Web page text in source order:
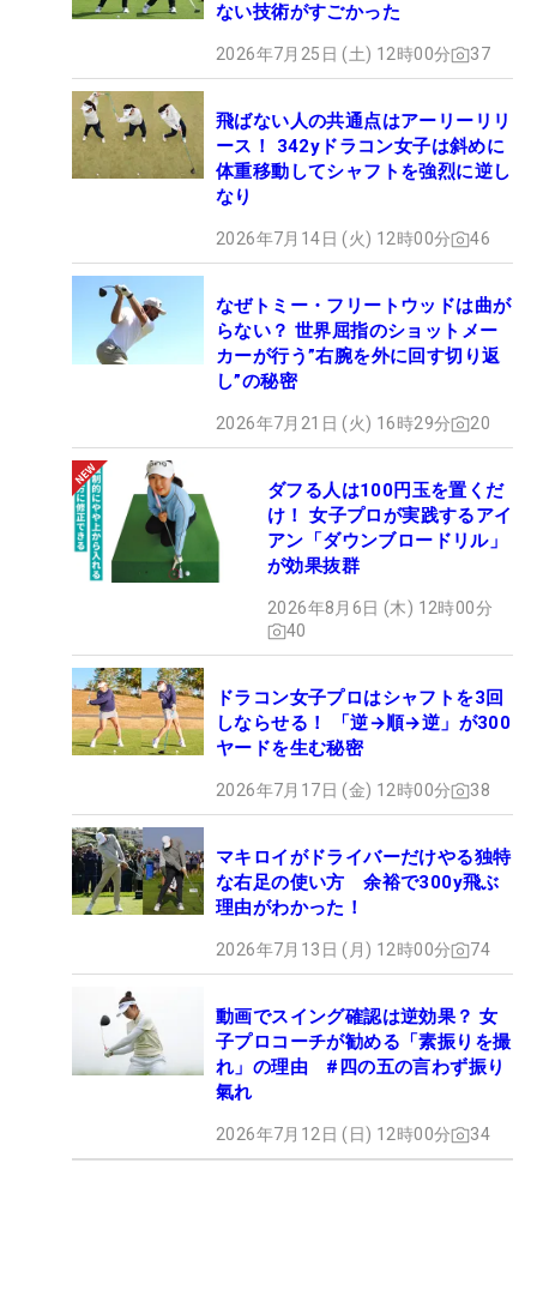
ない技術がすごかった
2026年7月25日 (土) 12時00分 37
飛ばない人の共通点はアーリーリリ
ース！ 342yドラコン女子は斜めに
体重移動してシャフトを強烈に逆し
なり
2026年7月14日 (火) 12時00分 46
なぜトミー・フリートウッドは曲が
らない？ 世界屈指のショットメー
カーが行う”右腕を外に回す切り返
し”の秘密
2026年7月21日 (火) 16時29分 20
ダフる人は100円玉を置くだ
け！ 女子プロが実践するアイ
アン「ダウンブロードリル」
が効果抜群
2026年8月6日 (木) 12時00分
40
ドラコン女子プロはシャフトを3回
しならせる！ 「逆→順→逆」が300
ヤードを生む秘密
2026年7月17日 (金) 12時00分 38
マキロイがドライバーだけやる独特
な右足の使い方 余裕で300y飛ぶ
理由がわかった！
2026年7月13日 (月) 12時00分 74
動画でスイング確認は逆効果？ 女
子プロコーチが勧める「素振りを撮
れ」の理由 #四の五の言わず振り
氣れ
2026年7月12日 (日) 12時00分 34